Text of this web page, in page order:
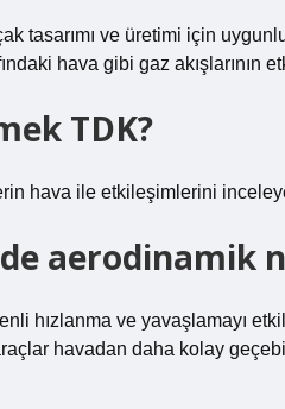
tasarımı ve üretimi için
hava gibi gaz akışlarının
TDK?
hava ile etkileşimlerini
aerodinamik
hızlanma ve yavaşlamayı
havadan daha kolay